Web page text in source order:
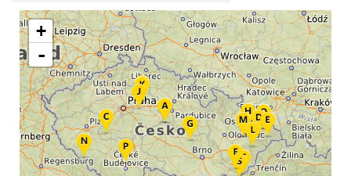
+
-